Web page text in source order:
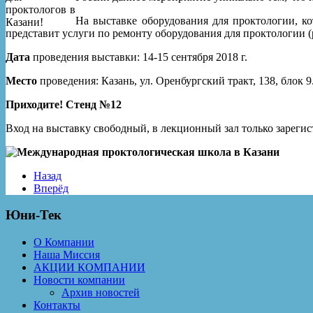
На выставке оборудования для проктологии,
представит услуги по ремонту оборудования для
Дата проведения выставки: 14-15 сентября 2018 г.
Место проведения: Казань, ул. Оренбургский тракт, 138, блок
Приходите! Стенд №12
Вход на выставку свободный, в лекционный зал только
Назад
Вперёд
Юни-Тек
О Компании
Наша Миссия
АКЦИИ КОМПАНИИ
Новости компании
Архив новостей
Контакты